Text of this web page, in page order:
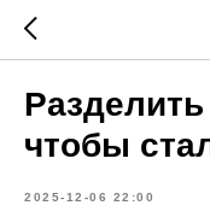
чтобы
2025-12-06 22:00